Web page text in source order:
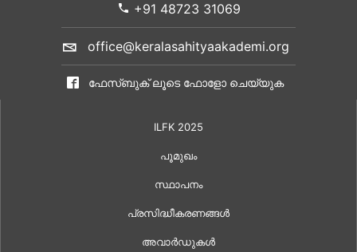
+91 48723 31069
office@keralasahityaakademi.org
ഫേസ്ബുക് ലൂടെ ഫോളോ ചെയ്യുക
ILFK 2025
പൂമുഖം
സ്ഥാപനം
പ്രസിദ്ധീകരണങ്ങൾ
അവാർഡുകൾ